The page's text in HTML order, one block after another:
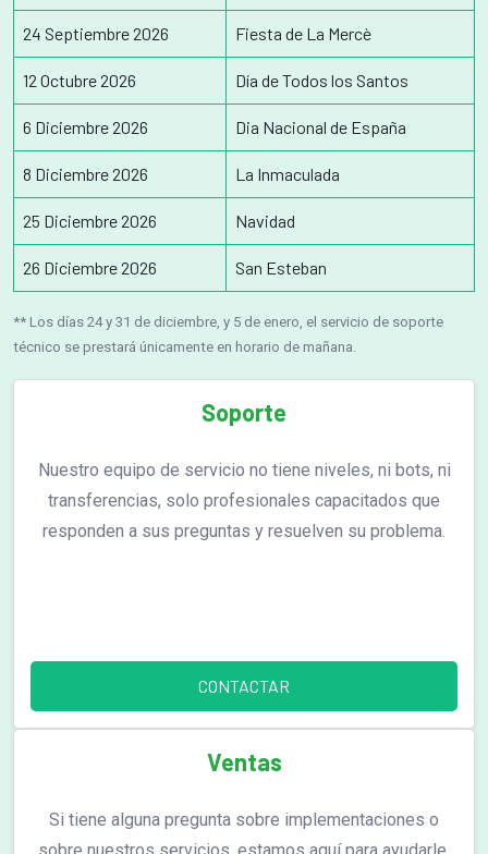
24 Septiembre 2026 Fiesta de La Mercè
12 Octubre 2026 Día de Todos los Santos
6 Diciembre 2026 Dia Nacional de España
8 Diciembre 2026 La Inmaculada
25 Diciembre 2026 Navidad
26 Diciembre 2026 San Esteban
** Los días 24 y 31 de diciembre, y 5 de enero, el servicio de soporte
técnico se prestará únicamente en horario de mañana.
Soporte
Nuestro equipo de servicio no tiene niveles, ni bots, ni
transferencias, solo profesionales capacitados que
responden a sus preguntas y resuelven su problema.
CONTACTAR
Ventas
Si tiene alguna pregunta sobre implementaciones o
sobre nuestros servicios, estamos aquí para ayudarle.